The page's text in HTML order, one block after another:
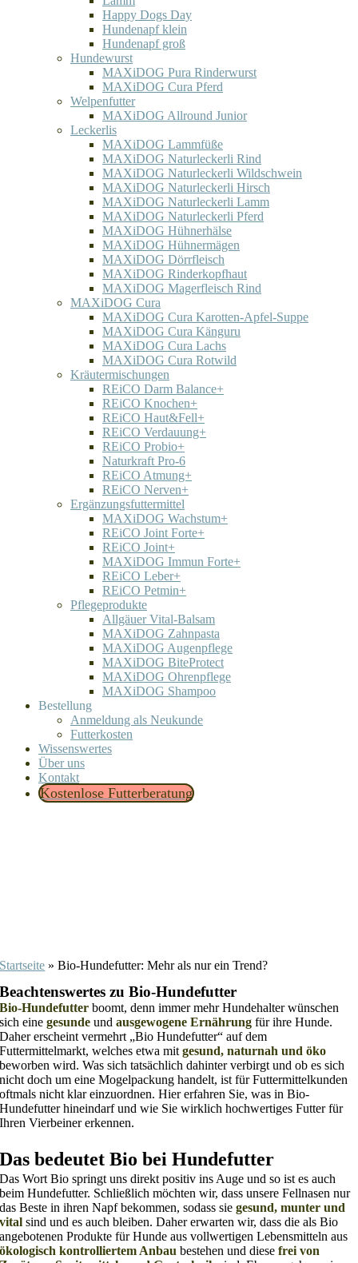
Happy Dogs Day
Hundenapf klein
Hundenapf groß
Hundewurst
MAXiDOG Pura Rinderwurst
MAXiDOG Cura Pferd
Welpenfutter
MAXiDOG Allround Junior
Leckerlis
MAXiDOG Lammfüße
MAXiDOG Naturleckerli Rind
MAXiDOG Naturleckerli Wildschwein
MAXiDOG Naturleckerli Hirsch
MAXiDOG Naturleckerli Lamm
MAXiDOG Naturleckerli Pferd
MAXiDOG Hühnerhälse
MAXiDOG Hühnermägen
MAXiDOG Dörrfleisch
MAXiDOG Rinderkopfhaut
MAXiDOG Magerfleisch Rind
MAXiDOG Cura
MAXiDOG Cura Karotten-Apfel-Suppe
MAXiDOG Cura Känguru
MAXiDOG Cura Lachs
MAXiDOG Cura Rotwild
Kräutermischungen
REiCO Darm Balance+
REiCO Knochen+
REiCO Haut&Fell+
REiCO Verdauung+
REiCO Probio+
Naturkraft Pro-6
REiCO Atmung+
REiCO Nerven+
Ergänzungsfuttermittel
MAXiDOG Wachstum+
REiCO Joint Forte+
REiCO Joint+
MAXiDOG Immun Forte+
REiCO Leber+
REiCO Petmin+
Pflegeprodukte
Allgäuer Vital-Balsam
MAXiDOG Zahnpasta
MAXiDOG Augenpflege
MAXiDOG BiteProtect
MAXiDOG Ohrenpflege
MAXiDOG Shampoo
Bestellung
Anmeldung als Neukunde
Futterkosten
Wissenswertes
Über uns
Kontakt
Kostenlose Futterberatung
Startseite »Bio-Hundefutter: Mehr als nur ein Trend?
Beachtenswertes zu Bio-Hundefutter
Bio-Hundefutter boomt, denn immer mehr Hundehalter wünschen
sich einegesunde undausgewogene Ernährung für ihre Hunde.
Daher erscheint vermehrt „Bio Hundefutter“ auf dem
Futtermittelmarkt, welches etwa mitgesund, naturnah und öko
beworben wird. Was sich tatsächlich dahinter verbirgt und ob es sich
nicht doch um eine Mogelpackung handelt, ist für Futtermittelkunden
oftmals nicht klar einzuordnen. Hier erfahren Sie, was in Bio-
Hundefutter hineindarf und wie Sie wirklich hochwertiges Futter für
Ihren Vierbeiner erkennen.
Das bedeutet Bio bei Hundefutter
Das Wort Bio springt uns direkt positiv ins Auge und so ist es auch
beim Hundefutter. Schließlich möchten wir, dass unsere Fellnasen nur
das Beste in ihren Napf bekommen, sodass siegesund, munter und
vital sind und es auch bleiben. Daher erwarten wir, dass die als Bio
angebotenen Produkte für Hunde aus vollwertigen Lebensmitteln aus
ökologisch kontrolliertem Anbau bestehen und diesefrei von